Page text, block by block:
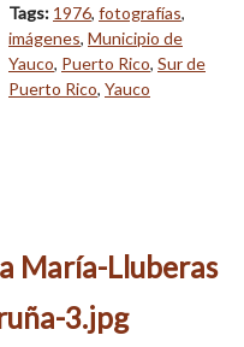
Tags: 1976, fotografías,
imágenes, Municipio de
Yauco, Puerto Rico, Sur de
Puerto Rico, Yauco
María-Lluberas
3.jpg